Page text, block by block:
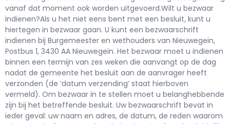
vanaf dat moment ook worden uitgevoerd.Wilt u bezwaar
indienen?Als u het niet eens bent met een besluit, kunt u
hiertegen in bezwaar gaan. U kunt een bezwaarschrift
indienen bij Burgemeester en wethouders van Nieuwegein,
Postbus 1, 3430 AA Nieuwegein. Het bezwaar moet u indienen
binnen een termijn van zes weken die aanvangt op de dag
nadat de gemeente het besluit aan de aanvrager heeft
verzonden (de ‘datum verzending’ staat hierboven
vermeld). Om bezwaar in te stellen moet u belanghebbende
zijn bij het betreffende besluit. Uw bezwaarschrift bevat in
ieder geval: uw naam en adres, de datum, de reden waarom